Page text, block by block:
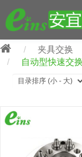
夹具交换
自动型快速交
eins夹具治具配件
夹具交换 (210)
吸着 (519)
框架・模组 (427)
轻量化·树脂部品
夹具交换